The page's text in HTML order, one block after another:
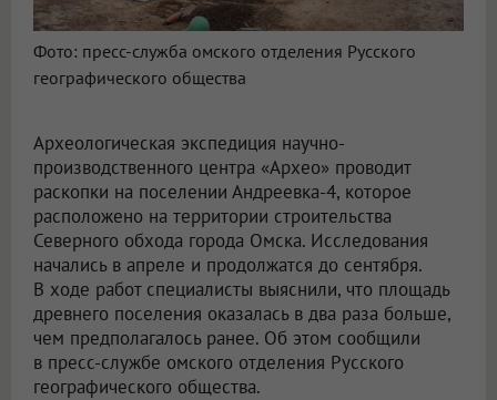
Фото: пресс-служба омского отделения Русского
географического общества
Археологическая экспедиция научно-
производственного центра «Архео» проводит
раскопки на поселении Андреевка-4, которое
расположено на территории строительства
Северного обхода города Омска. Исследования
начались в апреле и продолжатся до сентября.
В ходе работ специалисты выяснили, что площадь
древнего поселения оказалась в два раза больше,
чем предполагалось ранее. Об этом сообщили
в пресс-службе омского отделения Русского
географического общества.